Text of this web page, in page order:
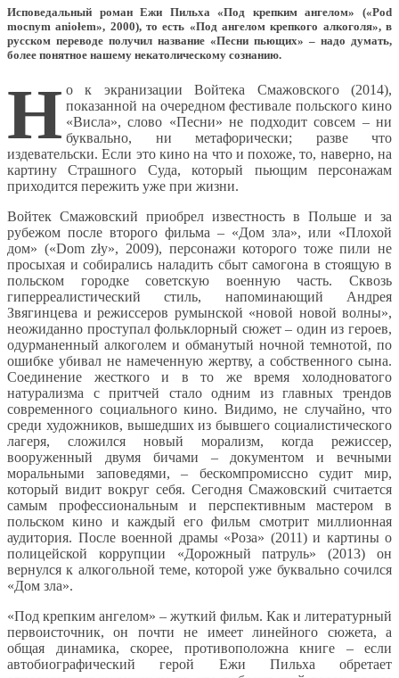
Исповедальный роман Ежи Пильха «Под крепким ангелом» («Pod
mocnym aniołem», 2000), то есть «Под ангелом крепкого алкоголя», в
русском переводе получил название «Песни пьющих» – надо думать,
более понятное нашему некатолическому сознанию.
Н о к экранизации Войтека Смажовского (2014),
показанной на очередном фестивале польского кино
«Висла», слово «Песни» не подходит совсем – ни
буквально, ни метафорически; разве что
издевательски. Если это кино на что и похоже, то, наверно, на
картину Страшного Суда, который пьющим персонажам
приходится пережить уже при жизни.
Войтек Смажовский приобрел известность в Польше и за
рубежом после второго фильма – «Дом зла», или «Плохой
дом» («Dom zły», 2009), персонажи которого тоже пили не
просыхая и собирались наладить сбыт самогона в стоящую в
польском городке советскую военную часть. Сквозь
гиперреалистический стиль, напоминающий Андрея
Звягинцева и режиссеров румынской «новой новой волны»,
неожиданно проступал фольклорный сюжет – один из героев,
одурманенный алкоголем и обманутый ночной темнотой, по
ошибке убивал не намеченную жертву, а собственного сына.
Соединение жесткого и в то же время холодноватого
натурализма с притчей стало одним из главных трендов
современного социального кино. Видимо, не случайно, что
среди художников, вышедших из бывшего социалистического
лагеря, сложился новый морализм, когда режиссер,
вооруженный двумя бичами – документом и вечными
моральными заповедями, – бескомпромиссно судит мир,
который видит вокруг себя. Сегодня Смажовский считается
самым профессиональным и перспективным мастером в
польском кино и каждый его фильм смотрит миллионная
аудитория. После военной драмы «Роза» (2011) и картины о
полицейской коррупции «Дорожный патруль» (2013) он
вернулся к алкогольной теме, которой уже буквально сочился
«Дом зла».
«Под крепким ангелом» – жуткий фильм. Как и литературный
первоисточник, он почти не имеет линейного сюжета, а
общая динамика, скорее, противоположна книге – если
автобиографический герой Ежи Пильха обретает